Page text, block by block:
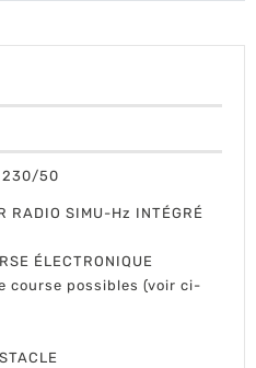
230/50
RADIO SIMU-Hz INTÉGRÉ
ÉLECTRONIQUE
course possibles (voir ci-